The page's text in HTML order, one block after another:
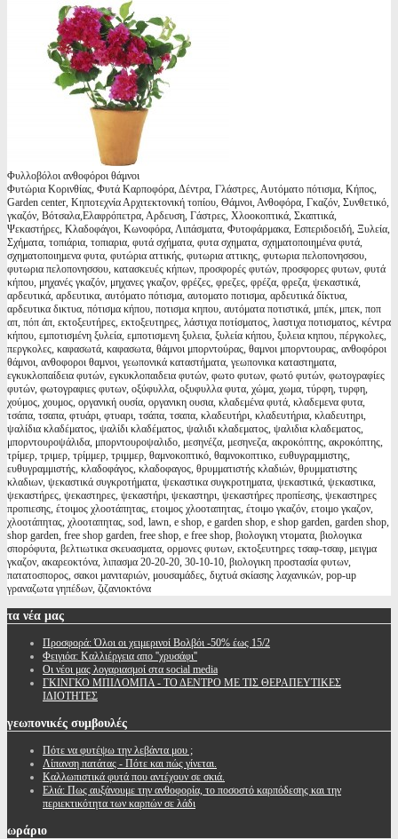
Φυλλοβόλοι ανθοφόροι θάμνοι
Φυτώρια Κορινθίας, Φυτά Καρποφόρα, Δέντρα, Γλάστρες, Αυτόματο πότισμα, Κήπος,
Garden center, Κηποτεχνία Αρχιτεκτονική τοπίου, Θάμνοι, Ανθοφόρα, Γκαζόν, Συνθετικό,
γκαζόν, Βότσαλα,Ελαφρόπετρα, Αρδευση, Γάστρες, Χλοοκοπτικά, Σκαπτικά,
Ψεκαστήρες, Κλαδοφάγοι, Κωνοφόρα, Λιπάσματα, Φυτοφάρμακα, Εσπεριδοειδή, Ξυλεία,
Σχήματα, τοπιάρια, τοπιαρια, φυτά σχήματα, φυτα σχηματα, σχηματοποιημένα φυτά,
σχηματοποιημενα φυτα, φυτώρια αττικής, φυτωρια αττικης, φυτωρια πελοπονησσου,
φυτωρια πελοπονησσου, κατασκευές κήπων, προσφορές φυτών, προσφορες φυτων, φυτά
κήπου, μηχανές γκαζόν, μηχανες γκαζον, φρέζες, φρεζες, φρέζα, φρεζα, ψεκαστικά,
αρδευτικά, αρδευτικα, αυτόματο πότισμα, αυτοματο ποτισμα, αρδευτικά δίκτυα,
αρδευτικα δικτυα, πότισμα κήπου, ποτισμα κηπου, αυτόματα ποτιστικά, μπέκ, μπεκ, ποπ
απ, πόπ άπ, εκτοξευτήρες, εκτοξευτηρες, λάστιχα ποτίσματος, λαστιχα ποτισματος, κέντρα
κήπου, εμποτισμένη ξυλεία, εμποτισμενη ξυλεια, ξυλεία κήπου, ξυλεια κηπου, πέργκολες,
περγκολες, καφασωτά, καφασωτα, θάμνοι μπορντούρας, θαμνοι μπορντουρας, ανθοφόροι
θάμνοι, ανθοφοροι θαμνοι, γεωπονικά καταστήματα, γεωπονικα καταστηματα,
εγκυκλοπαίδεια φυτών, εγκυκλοπαιδεια φυτών, φωτο φυτων, φωτό φυτών, φωτογραφίες
φυτών, φωτογραφιες φυτων, οξύφυλλα, οξυφυλλα φυτα, χώμα, χωμα, τύρφη, τυρφη,
χούμος, χουμος, οργανική ουσία, οργανικη ουσια, κλαδεμένα φυτά, κλαδεμενα φυτα,
τσάπα, τσαπα, φτυάρι, φτυαρι, τσάπα, τσαπα, κλαδευτήρι, κλαδευτήρια, κλαδευτηρι,
ψαλίδια κλαδέματος, ψαλίδι κλαδέματος, ψαλιδι κλαδεματος, ψαλιδια κλαδεματος,
μπορντουροψάλιδα, μπορντουροψαλιδο, μεσηνέζα, μεσηνεζα, ακροκόπτης, ακροκόπτης,
τρίμερ, τριμερ, τρίμμερ, τριμμερ, θαμνοκοπτικό, θαμνοκοπτικο, ευθυγραμμιστης,
ευθυγραμμιστής, κλαδοφάγος, κλαδοφαγος, θρυμματιστής κλαδιών, θρυμματιστης
κλαδιων, ψεκαστικά συγκροτήματα, ψεκαστικα συγκροτηματα, ψεκαστικά, ψεκαστικα,
ψεκαστήρες, ψεκαστηρες, ψεκαστήρι, ψεκαστηρι, ψεκαστήρες προπίεσης, ψεκαστηρες
προπιεσης, έτοιμος χλοοτάπητας, ετοιμος χλοοταπητας, έτοιμο γκαζόν, ετοιμο γκαζον,
χλοοτάπητας, χλοοταπητας, sod, lawn, e shop, e garden shop, e shop garden, garden shop,
shop garden, free shop garden, free shop, e free shop, βιολογικη ντοματα, βιολογικα
σπορόφυτα, βελτιωτικα σκευασματα, ορμονες φυτων, εκτοξευτηρες τσαφ-τσαφ, μειγμα
γκαζον, ακαρεοκτόνα, λιπασμα 20-20-20, 30-10-10, βιολογικη προστασία φυτων,
πατατοσπορος, σακοι μανιταριών, μουσαμάδες, διχτυά σκίασης λαχανικών, pop-up
γραναζωτα γηπέδων, ζιζανιοκτόνα
τα νέα μας
Προσφορά: Όλοι οι χειμερινοί Βολβόι -50% έως 15/2
Φειγιόα: Καλλιέργεια απο ''χρυσάφι''
Oι νέοι μας λογαριασμοί στα social media
ΓΚΙΝΓΚΟ ΜΠΙΛΟΜΠΑ - ΤΟ ΔΕΝΤΡΟ ΜΕ ΤΙΣ ΘΕΡΑΠΕΥΤΙΚΕΣ
ΙΔΙΟΤΗΤΕΣ
γεωπονικές συμβουλές
Πότε να φυτέψω την λεβάντα μου ;
Λίπανση πατάτας - Πότε και πώς γίνεται.
Καλλωπιστικά φυτά που αντέχουν σε σκιά.
Ελιά: Πως αυξάνουμε την ανθοφορία, το ποσοστό καρπόδεσης και την
περιεκτικότητα των καρπών σε λάδι
ωράριο